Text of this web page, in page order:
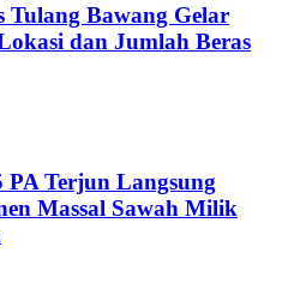
Tulang Bawang Gelar
dan Jumlah Beras
PA Terjun Langsung
Massal Sawah Milik